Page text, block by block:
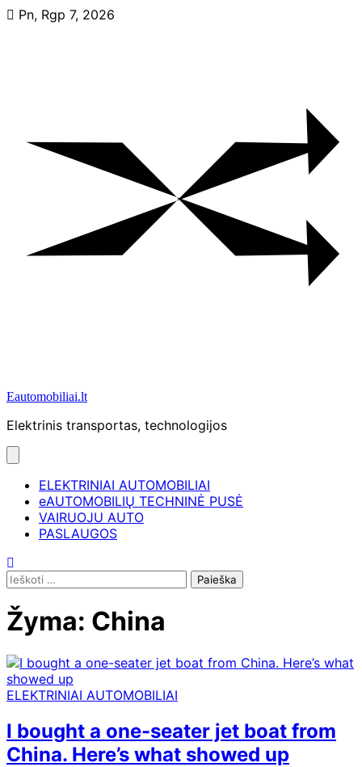
SkipPn, Rgp 7, 2026
Eautomobiliai.lt
Elektrinis transportas, technologijos
ELEKTRINIAI AUTOMOBILIAI
eAUTOMOBILIŲ TECHNINĖ PUSĖ
VAIRUOJU AUTO
PASLAUGOS
Ieškoti:
Žyma: China
ELEKTRINIAI AUTOMOBILIAI
I bought a one-seater jet boat from
China. Here’s what showed up